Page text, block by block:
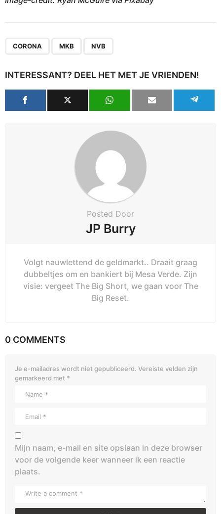
CORONA MKB NVB
INTERESSANT? DEEL HET MET JE VRIENDEN!
Posted Door
JP Burry
Volgt nauwlettend de geldmarkt.. Draait graag
dubbeltjes om en bankiert bij Mesa Verde. Zijn
visie: vergeet The Big Short, we gaan voor The
Big Reset.
0 COMMENTS
Je e-mailadres wordt niet gepubliceerd. Vereiste velden zijn
gemarkeerd met *
Mijn naam, e-mail en site opslaan in deze browser
voor de volgende keer wanneer ik een reactie
plaats.